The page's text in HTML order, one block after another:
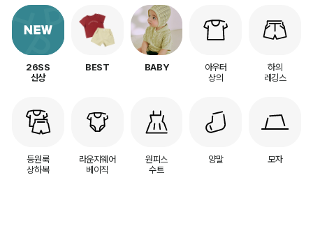
26SS
신상
BEST BABY
아우터
상의
하의
레깅스
등원룩
상하복
라운지웨어
베이직
원피스
수트
양말 모자